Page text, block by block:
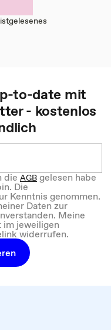
to-date mit
- kostenlos
dieAGBgelesen habe
Die
Kenntnis genommen.
Daten zur
Meine
im jeweiligen
widerrufen.